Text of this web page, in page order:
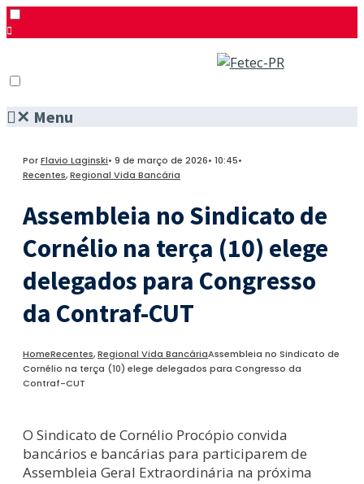
✕ Menu
PorFlavio Laginski• 9 de março de 2026• 10:45•
Recentes,Regional Vida Bancária
Assembleia no Sindicato de
Cornélio na terça (10) elege
delegados para Congresso
da Contraf-CUT
HomeRecentes,Regional Vida BancáriaAssembleia no Sindicato de
Cornélio na terça (10) elege delegados para Congresso da
Contraf-CUT
O Sindicato de Cornélio Procópio convida
bancários e bancárias para participarem de
Assembleia Geral Extraordinária na próxima